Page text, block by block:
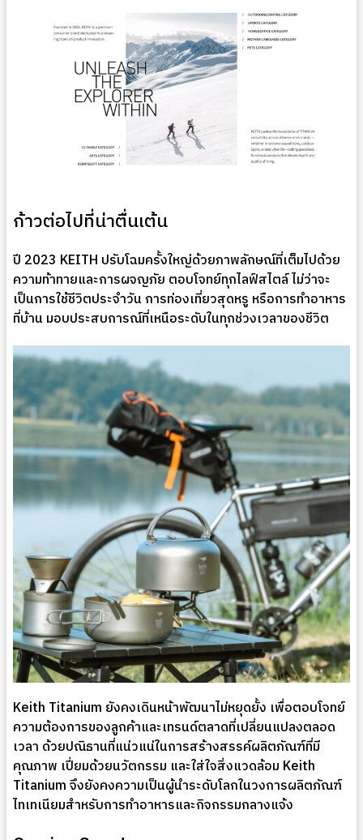
ก้าวต่อไปที่น่าตื่นเต้น
ปี 2023 KEITH ปรับโฉมครั้งใหญ่ด้วยภาพลักษณ์ที่เต็มไปด้วย
ความท้าทายและการผจญภัย ตอบโจทย์ทุกไลฟ์สไตล์ ไม่ว่าจะ
เป็นการใช้ชีวิตประจำวัน การท่องเที่ยวสุดหรู หรือการทำอาหาร
ที่บ้าน มอบประสบการณ์ที่เหนือระดับในทุกช่วงเวลาของชีวิต
Keith Titanium ยังคงเดินหน้าพัฒนาไม่หยุดยั้ง เพื่อตอบโจทย์
ความต้องการของลูกค้าและเทรนด์ตลาดที่เปลี่ยนแปลงตลอด
เวลา ด้วยปณิธานที่แน่วแน่ในการสร้างสรรค์ผลิตภัณฑ์ที่มี
คุณภาพ เปี่ยมด้วยนวัตกรรม และใส่ใจสิ่งแวดล้อม Keith
Titanium จึงยังคงความเป็นผู้นำระดับโลกในวงการผลิตภัณฑ์
ไทเทเนียมสำหรับการทำอาหารและกิจกรรมกลางแจ้ง